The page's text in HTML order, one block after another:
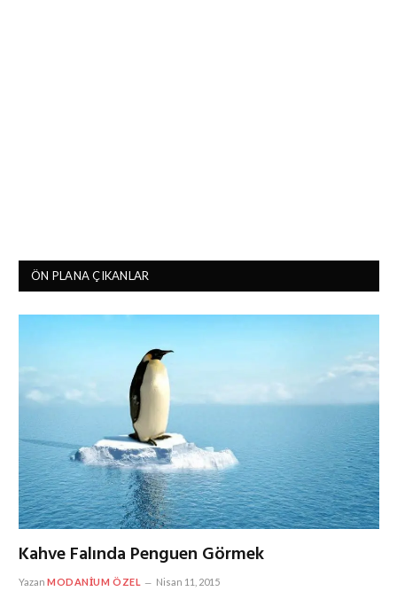
ÖN PLANA ÇIKANLAR
Kahve Falında Penguen Görmek
Yazan MODANIUM ÖZEL Nisan 11, 2015